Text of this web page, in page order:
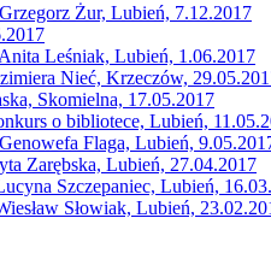
Żur, Lubień, 7.12.2017
Leśniak, Lubień, 1.06.2017
Nieć, Krzeczów,
Skomielna, 17.05.2017
o bibliotece, Lubień,
Flaga, Lubień,
Zarębska, Lubień, 27.04.2017
Szczepaniec, Lubień,
Słowiak, Lubień,